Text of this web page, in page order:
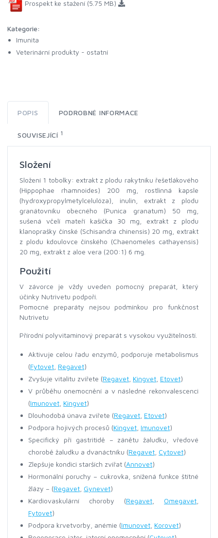
Prospekt ke stažení (5.75 MB)
Kategorie:
Imunita
Veterinární produkty - ostatní
POPIS PODROBNÉ INFORMACE
SOUVISEJÍCÍ 1
Složení
Složení 1 tobolky: extrakt z plodu rakytníku řešetlákového
(Hippophae rhamnoides) 200 mg, rostlinná kapsle
(hydroxypropylmetylcelulóza), inulin, extrakt z plodu
granátovníku obecného (Punica granatum) 50 mg,
sušená včelí mateří kašička 30 mg, extrakt z plodu
klanoprašky čínské (Schisandra chinensis) 20 mg, extrakt
z plodu kdoulovce čínského (Chaenomeles cathayensis)
20 mg, extrakt z aloe vera (200:1) 6 mg.
Použití
V závorce je vždy uveden pomocný preparát, který
účinky Nutrivetu podpoří.
Pomocné preparáty nejsou podmínkou pro funkčnost
Nutrivetu
Přírodní polyvitaminový preparát s vysokou využitelností.
Aktivuje celou řadu enzymů, podporuje metabolismus
(Fytovet Regavet)
Zvyšuje vitalitu zvířete (Regavet Kingvet Etovet)
V průběhu onemocnění a v následné rekonvalescenci
(Imunovet Kingvet)
Dlouhodobá únava zvířete (Regavet Etovet)
Podpora hojivých procesů (Kingvet Imunovet)
Specifický při gastritidě – zánětu žaludku, vředové
chorobě žaludku a dvanáctníku (Regavet Cytovet)
Zlepšuje kondici starších zvířat (Annovet)
Hormonální poruchy – cukrovka, snížená funkce štítné
žlázy – (Regavet Gynevet)
Kardiovaskulární choroby (Regavet Omegavet
Fytovet)
Podpora krvetvorby, anémie (Imunovet Korovet)